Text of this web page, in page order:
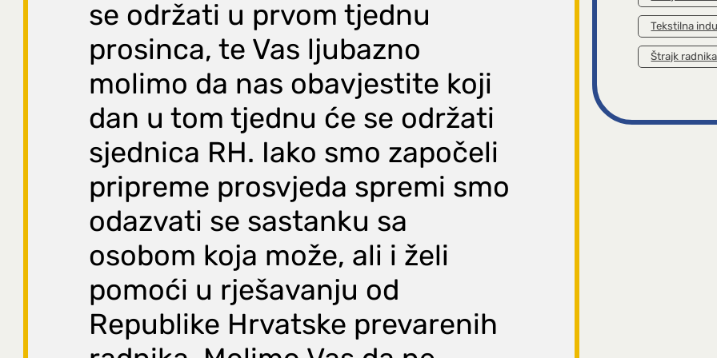
se održati u prvom tjednu
prosinca, te Vas ljubazno
molimo da nas obavjestite koji
dan u tom tjednu će se održati
sjednica RH. Iako smo započeli
pripreme prosvjeda spremi smo
odazvati se sastanku sa
osobom koja može, ali i želi
pomoći u rješavanju od
Republike Hrvatske prevarenih
Tekstilna
Štrajk radnika